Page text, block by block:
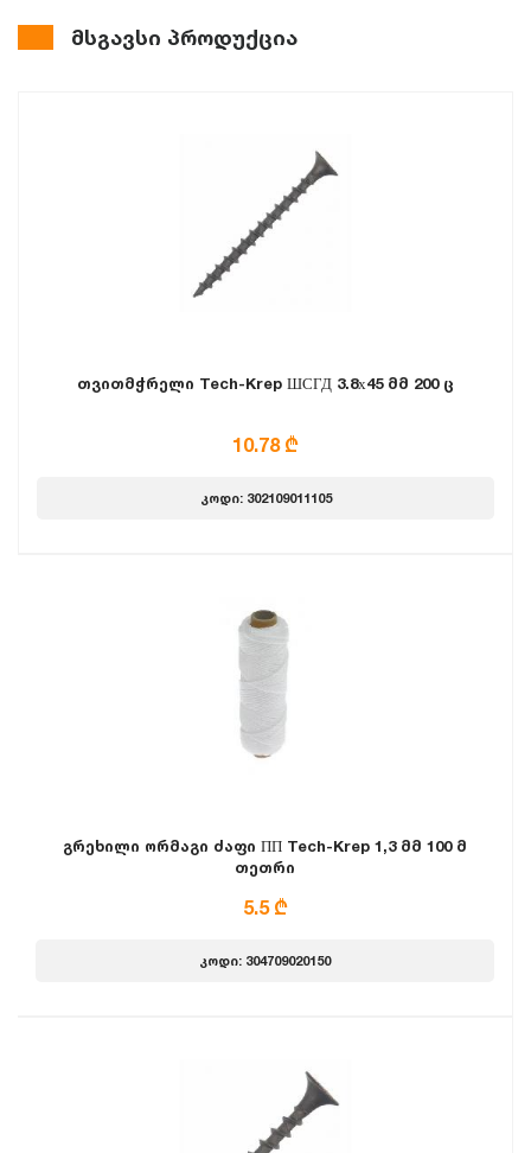
მსგავსი პროდუქცია
თვითმჭრელი Tech-Krep ШСГД 3.8х45 მმ 200 ც
10.78 ₾
კოდი: 302109011105
გრეხილი ორმაგი ძაფი ПП Tech-Krep 1,3 მმ 100 მ
თეთრი
5.5 ₾
კოდი: 304709020150